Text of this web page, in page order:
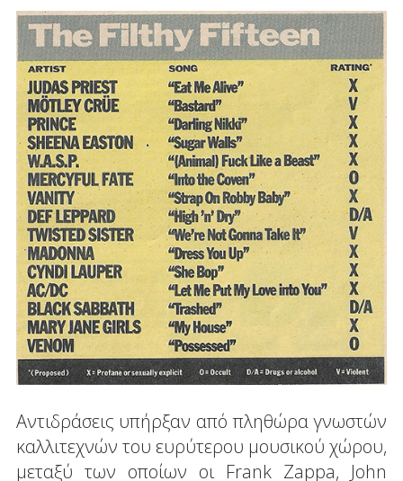
Αντιδράσεις υπήρξαν από πληθώρα γνωστών
καλλιτεχνών του ευρύτερου μουσικού χώρου,
μεταξύ των οποίων οι Frank Zappa, John